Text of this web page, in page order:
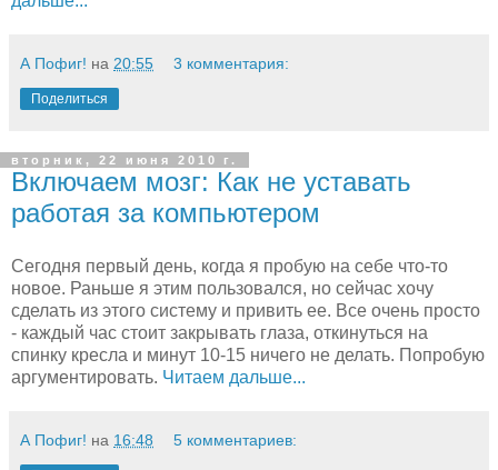
А Пофиг! на 20:55 3 комментария:
Поделиться
вторник, 22 июня 2010 г.
Включаем мозг: Как не уставать
работая за компьютером
Сегодня первый день, когда я пробую на себе что-то
новое. Раньше я этим пользовался, но сейчас хочу
сделать из этого систему и привить ее. Все очень просто
- каждый час стоит закрывать глаза, откинуться на
спинку кресла и минут 10-15 ничего не делать. Попробую
аргументировать. Читаем дальше...
А Пофиг! на 16:48 5 комментариев: